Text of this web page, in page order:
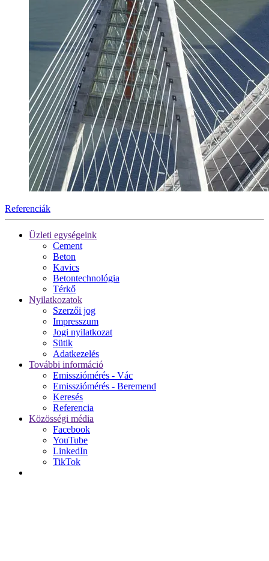
Referenciák
Üzleti egységeink
Cement
Beton
Kavics
Betontechnológia
Térkő
Nyilatkozatok
Szerzői jog
Impresszum
Jogi nyilatkozat
Sütik
Adatkezelés
További információ
Emissziómérés - Vác
Emissziómérés - Beremend
Keresés
Referencia
Közösségi média
Facebook
YouTube
LinkedIn
TikTok